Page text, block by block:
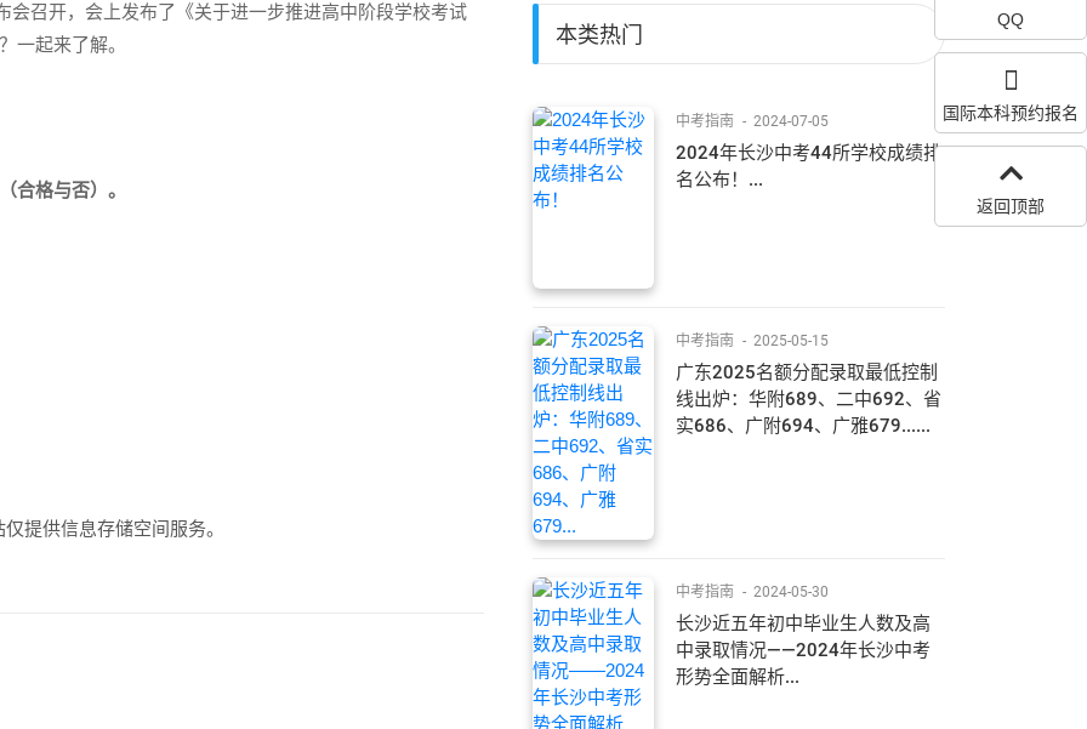
会召开，会上发布了《关于进一步推进高中阶段学校考试
一起来了解。
合格与否）。
提供信息存储空间服务。
本类热门
中考指南 - 2024-07-05
2024年长沙中考44所学校成绩排
名公布！...
中考指南 - 2025-05-15
广东2025名额分配录取最低控制
线出炉：华附689、二中692、省
实686、广附694、广雅679......
中考指南 - 2024-05-30
长沙近五年初中毕业生人数及高
中录取情况——2024年长沙中考
形势全面解析...
QQ
国际本科预约报名
返回顶部